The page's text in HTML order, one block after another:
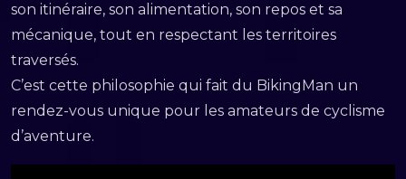
son itinéraire, son alimentation, son repos et sa
mécanique, tout en respectant les territoires
traversés.
C’est cette philosophie qui fait du BikingMan un
rendez-vous unique pour les amateurs de cyclisme
d’aventure.